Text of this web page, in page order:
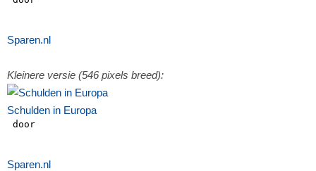
Sparen.nl
Kleinere versie (546 pixels breed):
Schulden in Europa
Sparen.nl